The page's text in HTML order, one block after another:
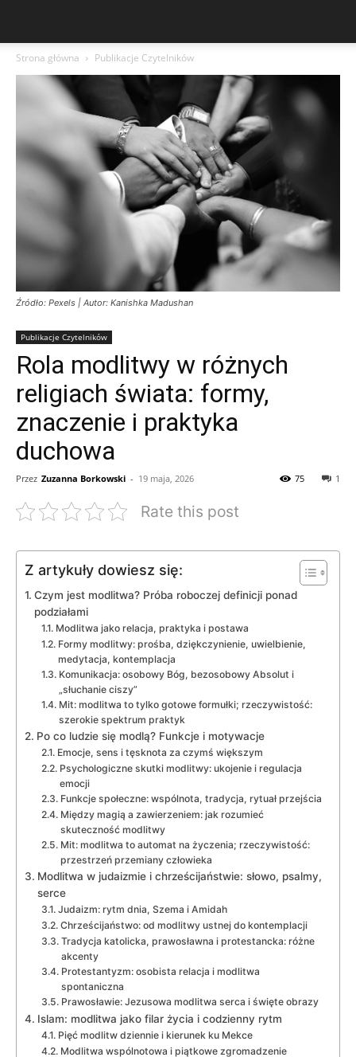
Strona główna Publikacje Czytelników
Źródło: Pexels | Autor: Kanishka Madushan
Publikacje Czytelników
Rola modlitwy w różnych
religiach świata: formy,
znaczenie i praktyka
duchowa
Przez Zuzanna Borkowski - 19 maja, 2026 1
75
Rate this post
Z artykuły dowiesz się:
Czym jest modlitwa? Próba roboczej definicji ponad
podziałami
Modlitwa jako relacja, praktyka i postawa
Formy modlitwy: prośba, dziękczynienie, uwielbienie,
medytacja, kontemplacja
Komunikacja: osobowy Bóg, bezosobowy Absolut i
„słuchanie ciszy”
Mit: modlitwa to tylko gotowe formułki; rzeczywistość:
szerokie spektrum praktyk
Po co ludzie się modlą? Funkcje i motywacje
Emocje, sens i tęsknota za czymś większym
Psychologiczne skutki modlitwy: ukojenie i regulacja
emocji
Funkcje społeczne: wspólnota, tradycja, rytuał przejścia
Między magią a zawierzeniem: jak rozumieć
skuteczność modlitwy
Mit: modlitwa to automat na życzenia; rzeczywistość:
przestrzeń przemiany człowieka
Modlitwa w judaizmie i chrześcijaństwie: słowo, psalmy,
serce
Judaizm: rytm dnia, Szema i Amidah
Chrześcijaństwo: od modlitwy ustnej do kontemplacji
Tradycja katolicka, prawosławna i protestancka: różne
akcenty
Protestantyzm: osobista relacja i modlitwa
spontaniczna
Prawosławie: Jezusowa modlitwa serca i święte obrazy
Islam: modlitwa jako filar życia i codzienny rytm
Pięć modlitw dziennie i kierunek ku Mekce
Modlitwa wspólnotowa i piątkowe zgromadzenie